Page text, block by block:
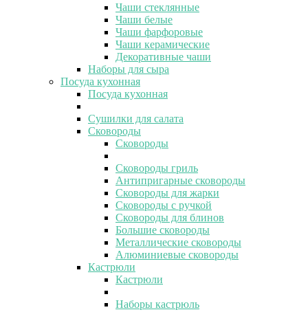
Чаши стеклянные
Чаши белые
Чаши фарфоровые
Чаши керамические
Декоративные чаши
Наборы для сыра
Посуда кухонная
Посуда кухонная
Сушилки для салата
Сковороды
Сковороды
Сковороды гриль
Антипригарные сковороды
Сковороды для жарки
Сковороды с ручкой
Сковороды для блинов
Большие сковороды
Металлические сковороды
Алюминиевые сковороды
Кастрюли
Кастрюли
Наборы кастрюль